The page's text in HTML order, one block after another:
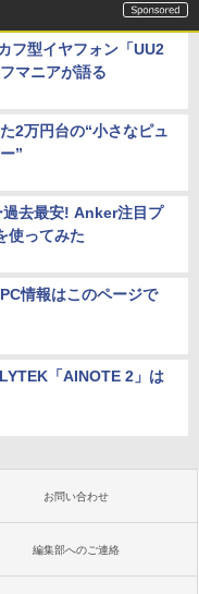
フ型イヤフォン「UU2
マニアが語る
2万円台の“小さなピュ
”
去最安! Anker注目プ
使ってみた
情報はこのページで
「AINOTE 2」は
お問い合わせ
編集部へのご連絡